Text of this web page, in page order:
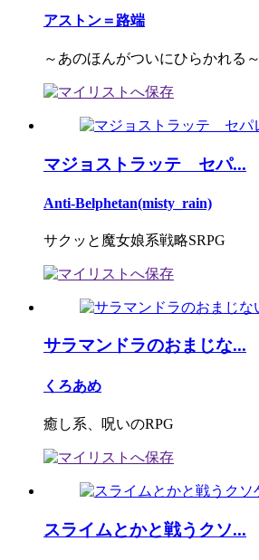
アストン＝路端
～あのほんがついにひらかれる～
マジョストラッテ セパ...
Anti-Belphetan(misty_rain)
サクッと魔女娘系戦略SRPG
サラマンドラのおまじな...
くろあめ
癒し系、呪いのRPG
スライムとかと戦うクソ...